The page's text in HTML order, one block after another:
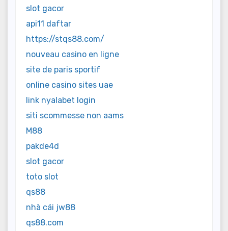
slot gacor
api11 daftar
https://stqs88.com/
nouveau casino en ligne
site de paris sportif
online casino sites uae
link nyalabet login
siti scommesse non aams
M88
pakde4d
slot gacor
toto slot
qs88
nhà cái jw88
qs88.com